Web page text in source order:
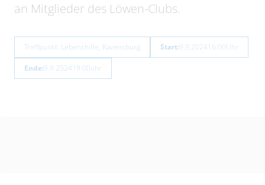
an Mitglieder des Löwen-Clubs.
Treffpunkt: Lebenshilfe, Ravensburg Start:9.9.2024 16:00Uhr
Ende:9.9.2024 19:00uhr